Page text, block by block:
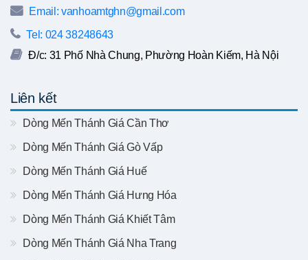
Email: vanhoamtghn@gmail.com
Tel: 024 38248643
Đ/c: 31 Phố Nhà Chung, Phường Hoàn Kiếm, Hà Nội
Liên kết
Dòng Mến Thánh Giá Cần Thơ
Dòng Mến Thánh Giá Gò Vấp
Dòng Mến Thánh Giá Huế
Dòng Mến Thánh Giá Hưng Hóa
Dòng Mến Thánh Giá Khiết Tâm
Dòng Mến Thánh Giá Nha Trang